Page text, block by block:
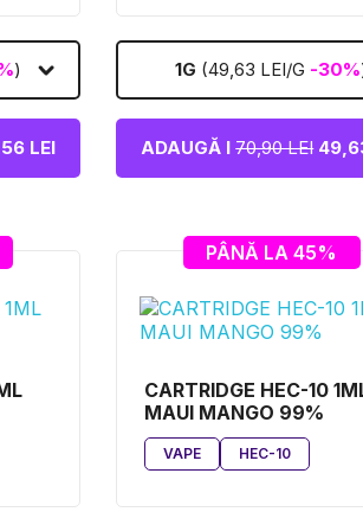
)
LEI
1G (49,63 LEI/G -30%
ADAUGĂ I70,90 LEI
PÂNĂ LA 45%
CARTRIDGE HEC-10
MAUI MANGO 99%
VAPE HEC-10